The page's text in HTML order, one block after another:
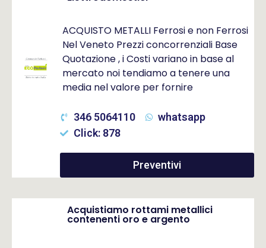
ACQUISTO METALLI Ferrosi e non Ferrosi
Nel Veneto Prezzi concorrenziali Base
Quotazione , i Costi variano in base al
mercato noi tendiamo a tenere una
media nel valore per fornire
346 5064110
whatsapp
Click: 878
Preventivi
Acquistiamo rottami metallici
contenenti oro e argento